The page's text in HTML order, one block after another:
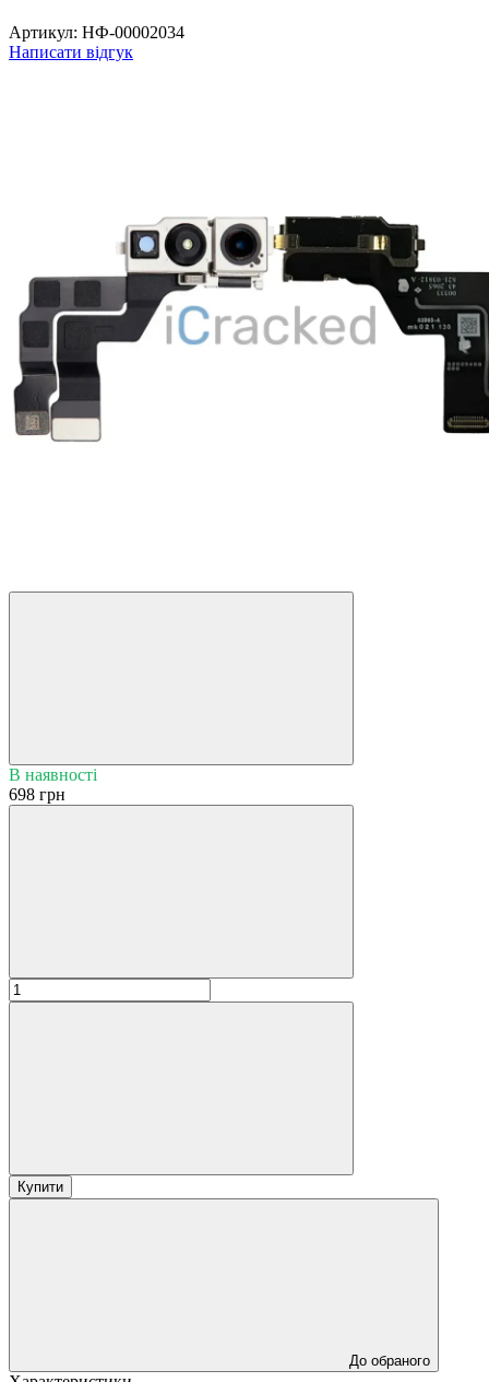
Артикул: НФ-00002034
Написати відгук
В наявності
698 грн
Купити
До обраного